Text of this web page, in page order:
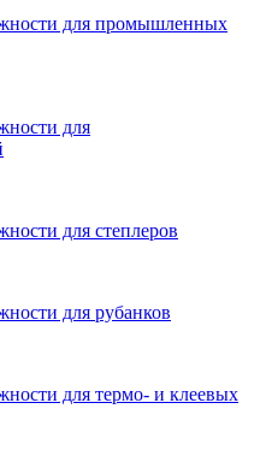
для промышленных
для
для степлеров
для рубанков
для термо- и клеевых